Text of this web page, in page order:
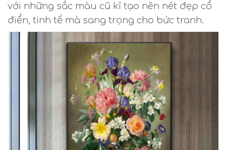
với những sắc màu cũ kĩ tạo nên nét đẹp cổ
điển, tinh tế mà sang trọng cho bức tranh.